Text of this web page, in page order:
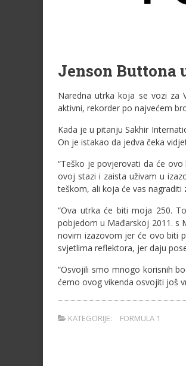
Jenson Buttona
Naredna utrka koja se vozi za
aktivni, rekorder po najvećem
Kada je u pitanju Sakhir
On je istakao da jedva čeka
“Teško je povjerovati da će
ovoj stazi i zaista uživam u
teškom, ali koja će vas nagraditi
“Ova utrka će biti moja 250.
pobjedom u Mađarskoj 2011. s
novim izazovom jer će ovo biti
svjetlima reflektora, jer daju
“Osvojili smo mnogo korisnih
ćemo ovog vikenda osvojiti još
KATEGORIJE: FORMULA 1